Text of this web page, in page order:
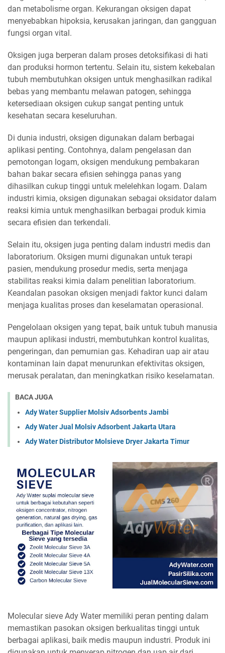
dan metabolisme organ. Kekurangan oksigen dapat
menyebabkan hipoksia, kerusakan jaringan, dan gangguan
fungsi organ vital.
Oksigen juga berperan dalam proses detoksifikasi di hati
dan produksi hormon tertentu. Selain itu, sistem kekebalan
tubuh membutuhkan oksigen untuk menghasilkan radikal
bebas yang membantu melawan patogen, sehingga
ketersediaan oksigen cukup sangat penting untuk
kesehatan secara keseluruhan.
Di dunia industri, oksigen digunakan dalam berbagai
aplikasi penting. Contohnya, dalam pengelasan dan
pemotongan logam, oksigen mendukung pembakaran
bahan bakar secara efisien sehingga panas yang
dihasilkan cukup tinggi untuk melelehkan logam. Dalam
industri kimia, oksigen digunakan sebagai oksidator dalam
reaksi kimia untuk menghasilkan berbagai produk kimia
secara efisien dan terkendali.
Selain itu, oksigen juga penting dalam industri medis dan
laboratorium. Oksigen murni digunakan untuk terapi
pasien, mendukung prosedur medis, serta menjaga
stabilitas reaksi kimia dalam penelitian laboratorium.
Keandalan pasokan oksigen menjadi faktor kunci dalam
menjaga kualitas proses dan keselamatan operasional.
Pengelolaan oksigen yang tepat, baik untuk tubuh manusia
maupun aplikasi industri, membutuhkan kontrol kualitas,
pengeringan, dan pemurnian gas. Kehadiran uap air atau
kontaminan lain dapat menurunkan efektivitas oksigen,
merusak peralatan, dan meningkatkan risiko keselamatan.
BACA JUGA
Ady Water Supplier Molsiv Adsorbents Jambi
Ady Water Jual Molsiv Adsorbent Jakarta Utara
Ady Water Distributor Molsieve Dryer Jakarta Timur
Molecular sieve Ady Water memiliki peran penting dalam
memastikan pasokan oksigen berkualitas tinggi untuk
berbagai aplikasi, baik medis maupun industri. Produk ini